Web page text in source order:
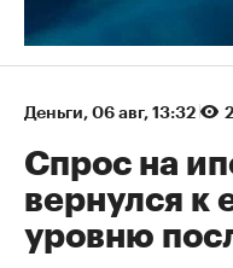
Деньги⁠, 06 авг, 13:32
Спрос на
вернулся к
уровню